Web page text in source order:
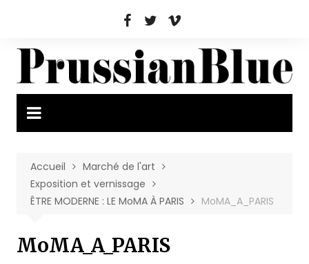
Accueil
Marché de l'art
Exposition et vernissage
ÊTRE MODERNE : LE MoMA À PARIS
MoMA_A_PARIS
MoMA_A_PARIS